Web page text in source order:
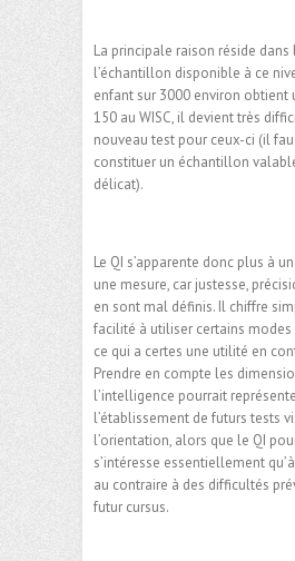
La principale raison réside
l’échantillon disponible à ce
enfant sur 3000 environ obtient
150 au WISC, il devient très
nouveau test pour ceux-ci (il
constituer un échantillon
délicat).
Le QI s’apparente donc plus à
une mesure, car justesse,
en sont mal définis. Il chiffre
facilité à utiliser certains
ce qui a certes une utilité en
Prendre en compte les
l’intelligence pourrait
l’établissement de futurs tests
l’orientation, alors que le QI
s’intéresse essentiellement
au contraire à des difficultés
futur cursus.